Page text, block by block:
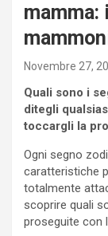
mamma:
Novembre 27,
Quali sono i
ditegli
toccargli la
Ogni segno
caratteristiche
totalmente
scoprire quali
proseguite con